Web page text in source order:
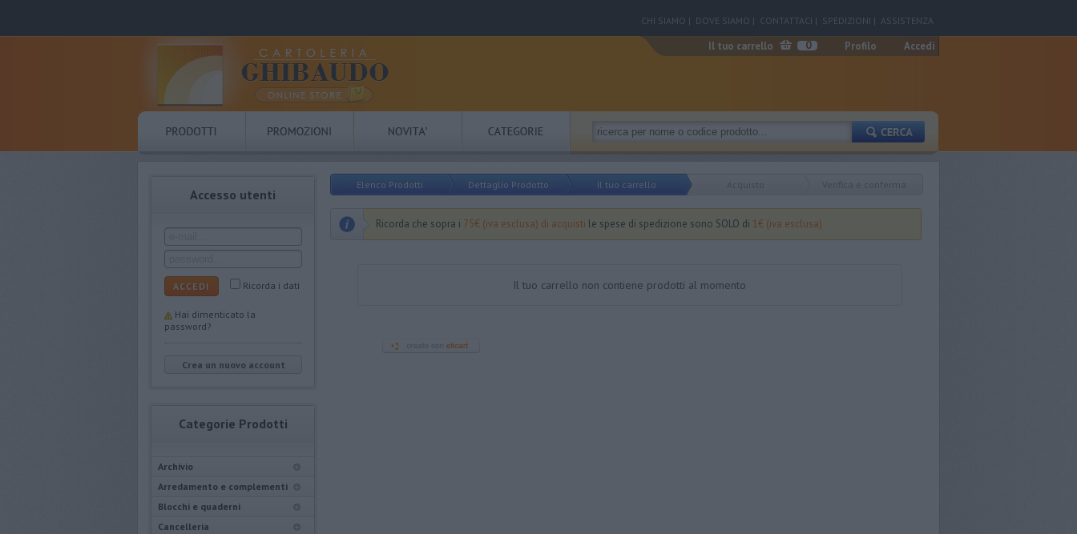
CHI SIAMO | DOVE SIAMO | CONTATTACI | SPEDIZIONI | ASSISTENZA
Il tuo carrello 0 Profilo Accedi
Accesso utenti
ACCEDI Ricorda i dati
Hai dimenticato la
password?
Crea un nuovo account
Categorie Prodotti
Archivio
Arredamento e complementi
Blocchi e quaderni
Cancelleria
Elenco Prodotti Dettaglio Prodotto Il tuo carrello Acquisto Verifica e conferma
Ricorda che sopra i 75€ (iva esclusa) di acquisti le spese di spedizione sono SOLO di 1€ (iva esclusa)
Il tuo carrello non contiene prodotti al momento